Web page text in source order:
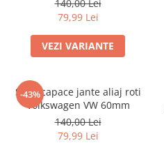
140,00 Lei
79,99 Lei
VEZI VARIANTE
-43%
Set 4 capace jante aliaj roti
Volkswagen VW 60mm
140,00 Lei
79,99 Lei